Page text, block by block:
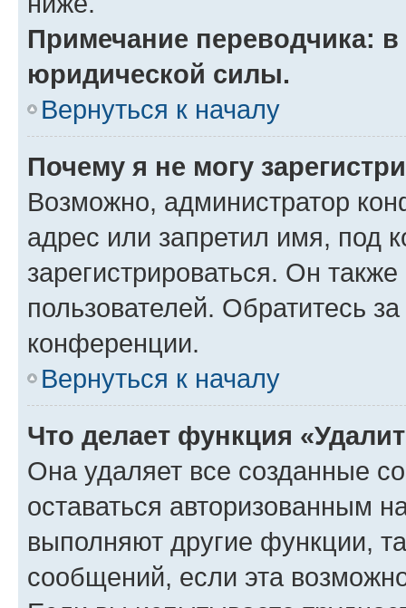
Примечание переводчика:
юридической силы.
Вернуться к началу
Почему я не могу
Возможно, администратор
адрес или запретил имя, под
зарегистрироваться. Он
пользователей. Обратитесь
конференции.
Вернуться к началу
Что делает функция
Она удаляет все созданные
оставаться авторизованным
выполняют другие функции,
сообщений, если эта